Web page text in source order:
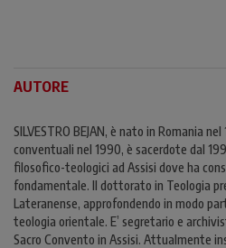
AUTORE
SILVESTRO BEJAN, è nato in Romania
conventuali nel 1990, è sacerdote dal
filosofico-teologici ad Assisi dove ha
fondamentale. Il dottorato in Teologia
Lateranense, approfondendo in modo
teologia orientale. E’ segretario e
Sacro Convento in Assisi. Attualmente